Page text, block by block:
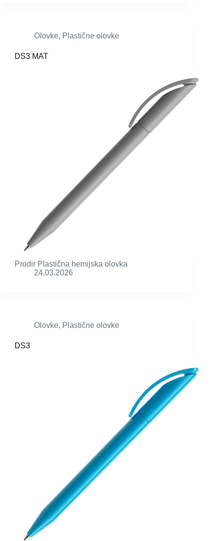
Olovke, Plastične olovke
DS3 MAT
Prodir Plastična hemijska olovka
24.03.2026
Olovke, Plastične olovke
DS3